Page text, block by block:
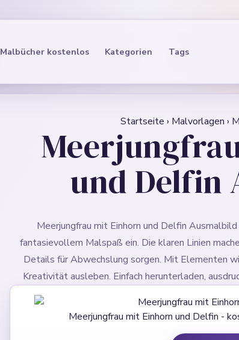
Malbücher kostenlos Kategorien Tags
Startseite › Malvorlagen ›
und Delfin
Meerjungfrau mit Einhorn und Delfin
fantasievollem Malspaß ein. Die klaren Linien
Details für Abwechslung sorgen. Mit Elementen
Kreativität ausleben. Einfach herunterladen,
Meerjungfrau mit Einhorn und Delfin -